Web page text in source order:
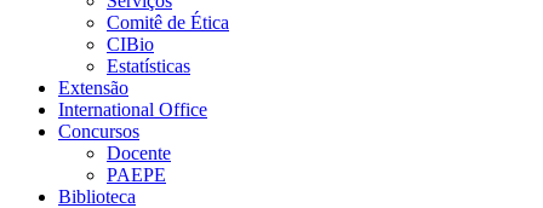
Comitê de Ética
CIBio
Estatísticas
Extensão
International Office
Concursos
Docente
PAEPE
Biblioteca